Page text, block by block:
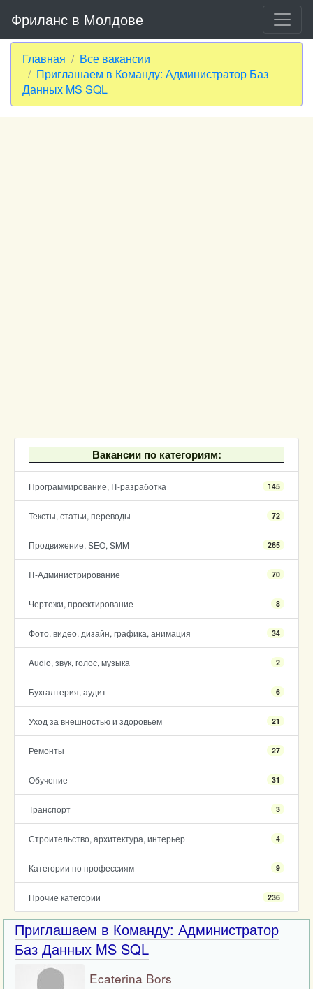
Фриланс в Молдове
Главная
Все вакансии
Приглашаем в Команду: Администратор Баз
Данных MS SQL
Вакансии по категориям:
Программирование, IT-разработка 145
Тексты, статьи, переводы 72
Продвижение, SEO, SMM 265
IT-Администрирование 70
Чертежи, проектирование 8
Фото, видео, дизайн, графика, анимация 34
Audio, звук, голос, музыка 2
Бухгалтерия, аудит 6
Уход за внешностью и здоровьем 21
Ремонты 27
Обучение 31
Транспорт 3
Строительство, архитектура, интерьер 4
Категории по профессиям 9
Прочие категории 236
Приглашаем в Команду: Администратор
Баз Данных MS SQL
Ecaterina Bors